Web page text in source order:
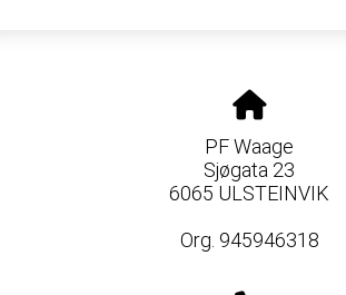
PF Waage
Sjøgata 23
6065 ULSTEINVIK
Org. 945946318